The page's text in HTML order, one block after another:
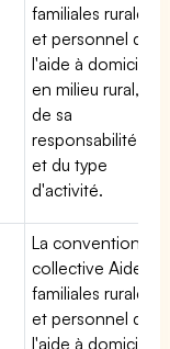
familiales rurales
et personnel de
l'aide à domicile
en milieu rural,
de sa
responsabilité
et du type
d'activité.
La convention
collective Aides
familiales rurales
et personnel de
l'aide à domicile